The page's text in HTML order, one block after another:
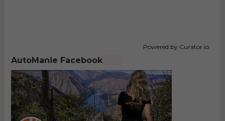
Powered by Curator.io
AutoManie Facebook